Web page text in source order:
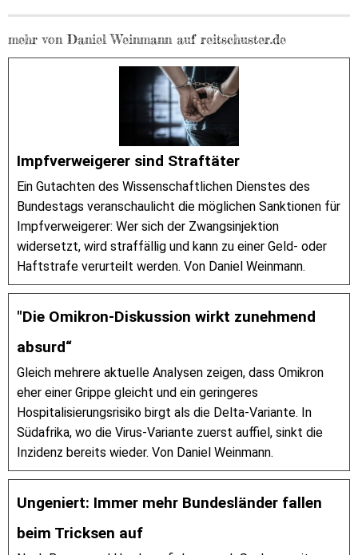
mehr von Daniel Weinmann auf reitschuster.de
Impfverweigerer sind Straftäter
Ein Gutachten des Wissenschaftlichen Dienstes des
Bundestags veranschaulicht die möglichen Sanktionen für
Impfverweigerer: Wer sich der Zwangsinjektion
widersetzt, wird straffällig und kann zu einer Geld- oder
Haftstrafe verurteilt werden. Von Daniel Weinmann.
"Die Omikron-Diskussion wirkt zunehmend
absurd“
Gleich mehrere aktuelle Analysen zeigen, dass Omikron
eher einer Grippe gleicht und ein geringeres
Hospitalisierungsrisiko birgt als die Delta-Variante. In
Südafrika, wo die Virus-Variante zuerst auffiel, sinkt die
Inzidenz bereits wieder. Von Daniel Weinmann.
Ungeniert: Immer mehr Bundesländer fallen
beim Tricksen auf